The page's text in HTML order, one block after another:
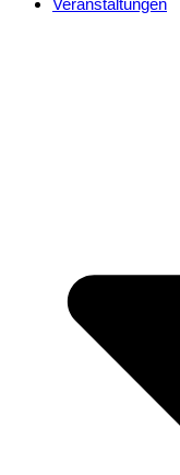
Veranstaltungen